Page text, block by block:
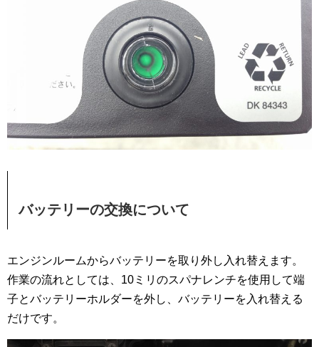
バッテリーの交換について
エンジンルームからバッテリーを取り外し入れ替えます。
作業の流れとしては、10ミリのスパナレンチを使用して端
子とバッテリーホルダーを外し、バッテリーを入れ替える
だけです。